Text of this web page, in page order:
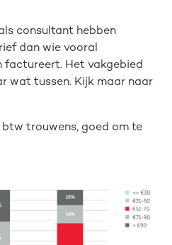
consultant hebben
dan wie vooral
factureert. Het vakgebied
wat tussen. Kijk maar naar
trouwens, goed om te